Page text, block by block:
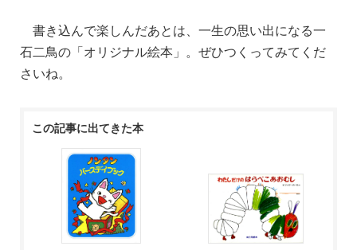
書き込んで楽しんだあとは、一生の思い出になる一
石二鳥の「オリジナル絵本」。ぜひつくってみてくだ
さいね。
この記事に出てきた本